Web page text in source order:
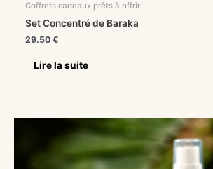
Coffrets cadeaux prêts à offrir
Set Concentré de Baraka
29.50€
Lire la suite